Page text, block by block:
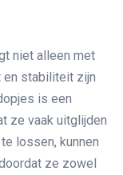
niet alleen met
stabiliteit zijn
is een
ze vaak uitglijden
lossen, kunnen
ze zowel